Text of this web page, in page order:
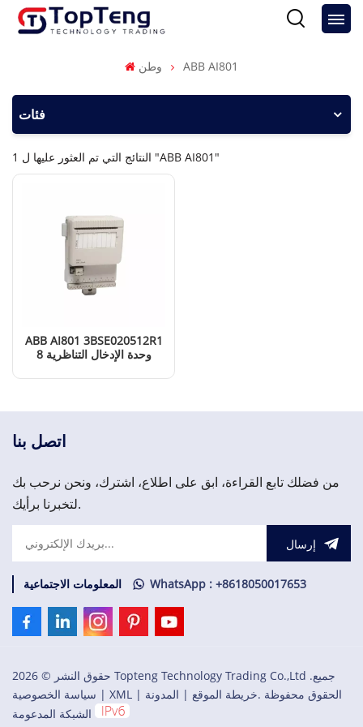
وطن ABB AI801
فئات
1 النتائج التي تم العثور عليها ل "ABB AI801"
ABB AI801 3BSE020512R1
وحدة الإدخال التناظرية 8
إقرأ المزيد
اتصل بنا
من فضلك تابع القراءة، ابق على اطلاع، اشترك، ونحن نرحب بك
لتخبرنا برأيك.
إرسال
المعلومات الاجتماعية WhatsApp : +8618050017653
حقوق النشر © 2026 Topteng Technology Trading Co.,Ltd .جميع
الحقوق محفوظة .خريطة الموقع | المدونة |
XML
| سياسة الخصوصية
الشبكة المدعومة